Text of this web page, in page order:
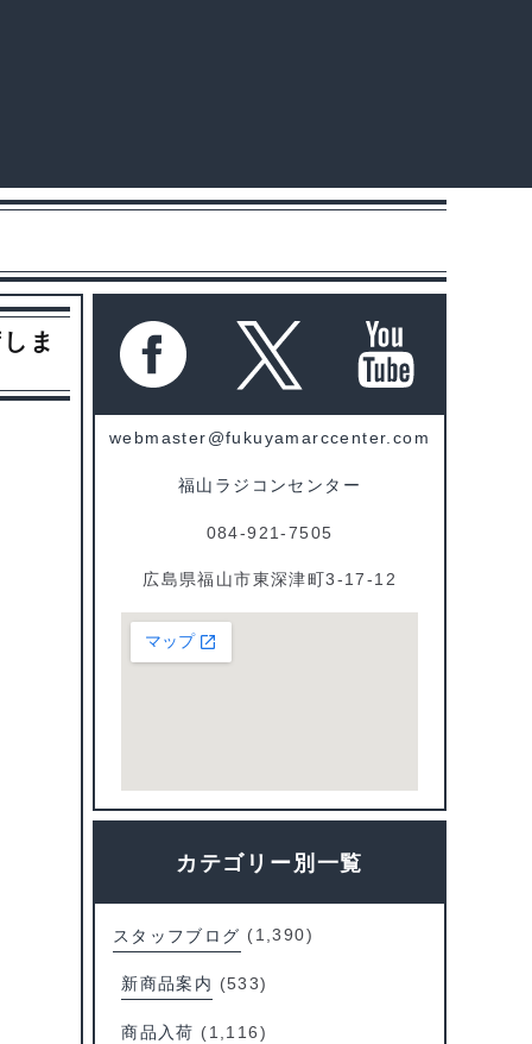
ま
webmaster@fukuyamarccenter.com
福山ラジコンセンター
084-921-7505
広島県福山市東深津町3-17-12
カテゴリー別一覧
スタッフブログ (1,390)
新商品案内 (533)
商品入荷 (1,116)